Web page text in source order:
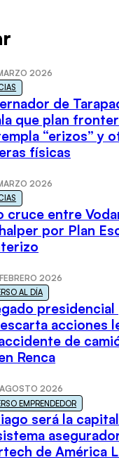
2026
de
que plan
“erizos” y
físicas
2026
cruce entre
por Plan
2026
AL DÍA
presidencial
acciones
de
Renca
2026
EMPRENDEDOR
será la
de América